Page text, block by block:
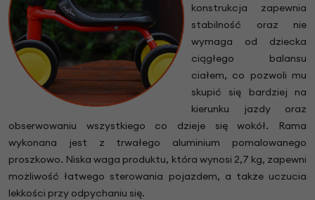
konstrukcja zapewnia
stabilność oraz nie
wymaga od dziecka
ciągłego balansu
ciałem, co pozwoli mu
skupić się bardziej na
kierunku jazdy oraz
obserwowaniu wszystkiego co dzieje się wokół. Rama
wykonana jest z trwałego aluminium pomalowanego
proszkowo. Niska waga produktu, która wynosi 2,7 kg, zapewni
możliwość łatwego sterowania pojazdem, a także uczucia
lekkości przy odpychaniu się.